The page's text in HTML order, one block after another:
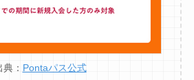
典： Pontaパス公式